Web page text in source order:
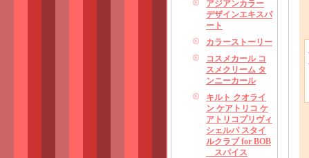
アジアンカラー
デザインエキスパ
ート
カラーストーリー
コスメカール コ
スメクリーム タ
ンニーカール
キルト クオライ
ン ケアトリコ ケ
アトリコプリヴィ
シェルパ スタイ
ルクラブ for BOB
スパイス